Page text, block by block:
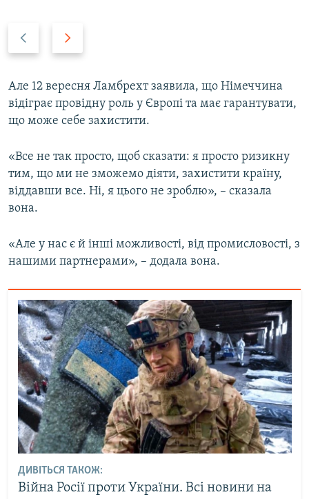
а
д
р
е
д
Але 12 вересня Ламбрехт заявила, що Німеччина
відіграє провідну роль у Європі та має гарантувати,
що може себе захистити.
«Все не так просто, щоб сказати: я просто ризикну
тим, що ми не зможемо діяти, захистити країну,
віддавши все. Ні, я цього не зроблю», – сказала
вона.
«Але у нас є й інші можливості, від промисловості, з
нашими партнерами», – додала вона.
ДИВІТЬСЯ ТАКОЖ:
Війна Росії проти України. Всі новини на